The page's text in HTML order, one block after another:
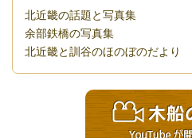
北近畿の話題と写真集
余部鉄橋の写真集
北近畿と訓谷のほのぼのだより